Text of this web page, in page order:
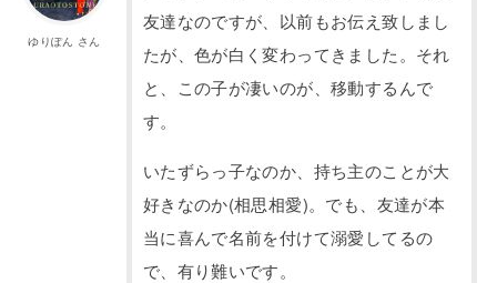
ゆりぽん さん
友達なのですが、以前もお伝え致しまし
たが、色が白く変わってきました。それ
と、この子が凄いのが、移動するんで
す。
いたずらっ子なのか、持ち主のことが大
好きなのか(相思相愛)。でも、友達が本
当に喜んで名前を付けて溺愛してるの
で、有り難いです。